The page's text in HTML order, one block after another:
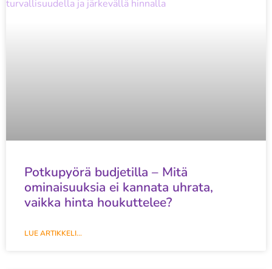
Potkupyörä budjetilla – Mitä
ominaisuuksia ei kannata uhrata,
vaikka hinta houkuttelee?
LUE ARTIKKELI...